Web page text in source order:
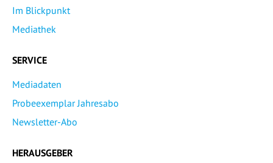
Im Blickpunkt
Mediathek
SERVICE
Mediadaten
Probeexemplar Jahresabo
Newsletter-Abo
HERAUSGEBER